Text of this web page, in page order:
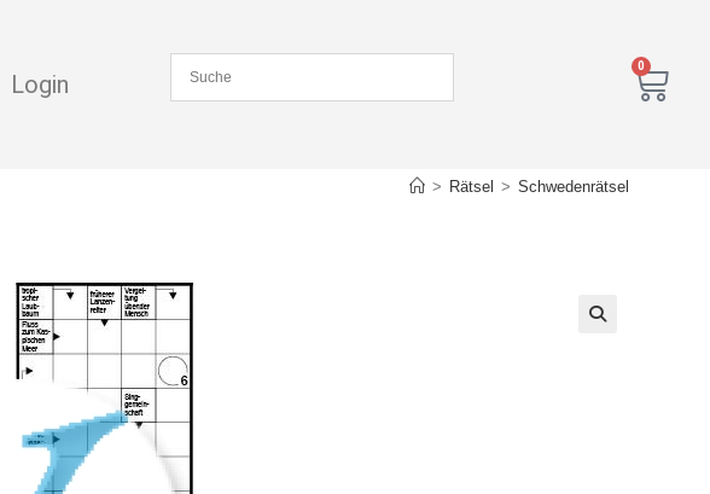
Login
0
> Rätsel > Schwedenrätsel